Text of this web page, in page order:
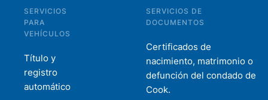
SERVICIOS
PARA
VEHÍCULOS
Título y
registro
automático
SERVICIOS DE
DOCUMENTOS
Certificados de
nacimiento, matrimonio o
defunción del condado de
Cook.